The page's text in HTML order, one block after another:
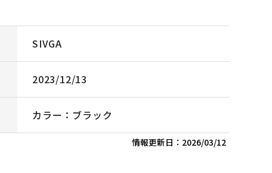
SIVGA
2023/12/13
カラー：ブラック
情報更新日： 2026/03/12